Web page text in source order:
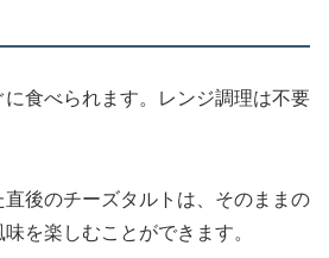
食べられます。レンジ調理は不要
後のチーズタルトは、そのままの
を楽しむことができます。